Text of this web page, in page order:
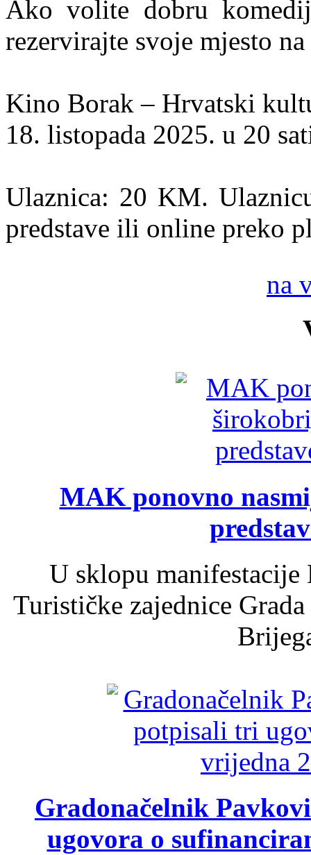
Ako volite dobru
rezervirajte svoje mjesto
Kino Borak – Hrvatski
18. listopada 2025. u 20
Ulaznica: 20 KM.
predstave ili online preko
na
MAK ponovno
U sklopu
Turističke zajednice
Gradonačelnik
ugovora o